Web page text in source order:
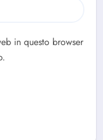
in questo browser